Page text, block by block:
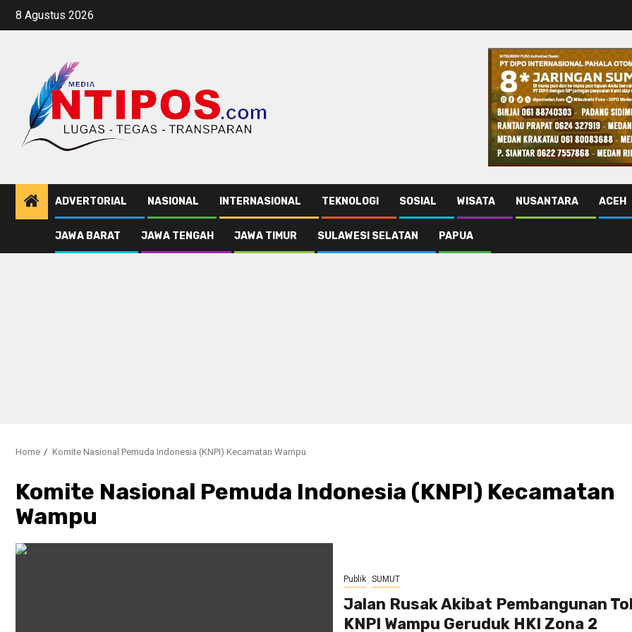
Skip
8 Agustus 2026
ADVERTORIAL NASIONAL INTERNASIONAL TEKNOLOGI SOSIAL WISATA NUSANTARA ACEH
JAWA BARAT JAWA TENGAH JAWA TIMUR SULAWESI SELATAN PAPUA
Home Komite Nasional Pemuda Indonesia (KNPI) Kecamatan Wampu
Komite Nasional Pemuda Indonesia (KNPI) Kecamatan
Wampu
Publik SUMUT
Jalan Rusak Akibat Pembangunan
KNPI Wampu Geruduk HKI Zona 2